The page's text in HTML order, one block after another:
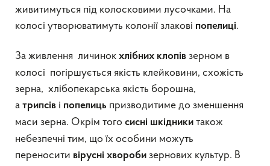
живитимуться під колосковими лусочками. На
колосі утворюватимуть колонії злакові попелиці.
За живлення личинок хлібних клопів зерном в
колосі погіршується якість клейковини, схожість
зерна, хлібопекарська якість борошна,
а трипсів і попелиць призводитиме до зменшення
маси зерна. Окрім того сисні шкідники також
небезпечні тим, що їх особини можуть
переносити вірусні хвороби зернових культур. В